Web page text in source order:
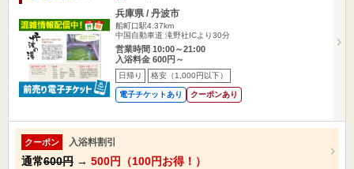
兵庫県 / 丹波市
船町口駅4.37km
中国自動車道 滝野社ICより30分
営業時間 10:00～21:00
入浴料金 600円～
日帰り 格安（1,000円以下）
電子チケットあり クーポンあり
クーポン 入浴料割引
通常600円 → 500円（100円お得！）